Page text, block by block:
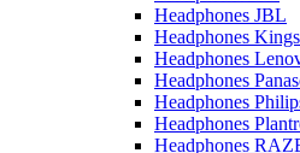
Headphones JBL
Headphones
Headphones
Headphones
Headphones
Headphones
Headphones